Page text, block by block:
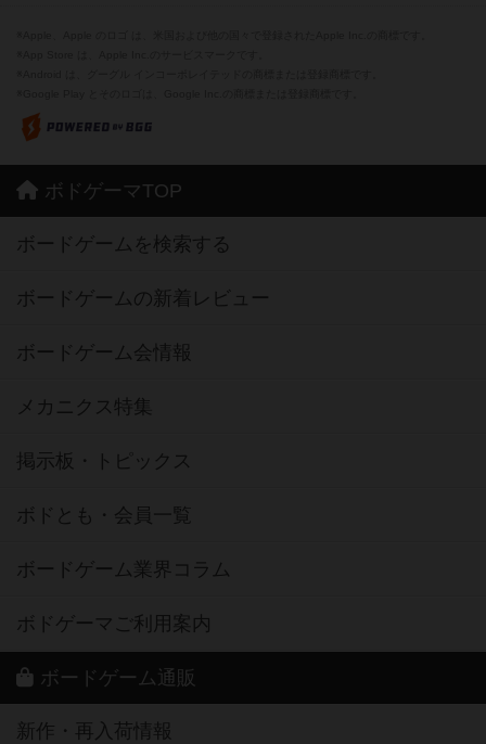
ボドゲーマTOP
ボードゲームを検索する
ボードゲームの新着レビュー
ボードゲーム会情報
メカニクス特集
掲示板・トピックス
ボドとも・会員一覧
ボードゲーム業界コラム
ボドゲーマご利用案内
ボードゲーム通販
新作・再入荷情報